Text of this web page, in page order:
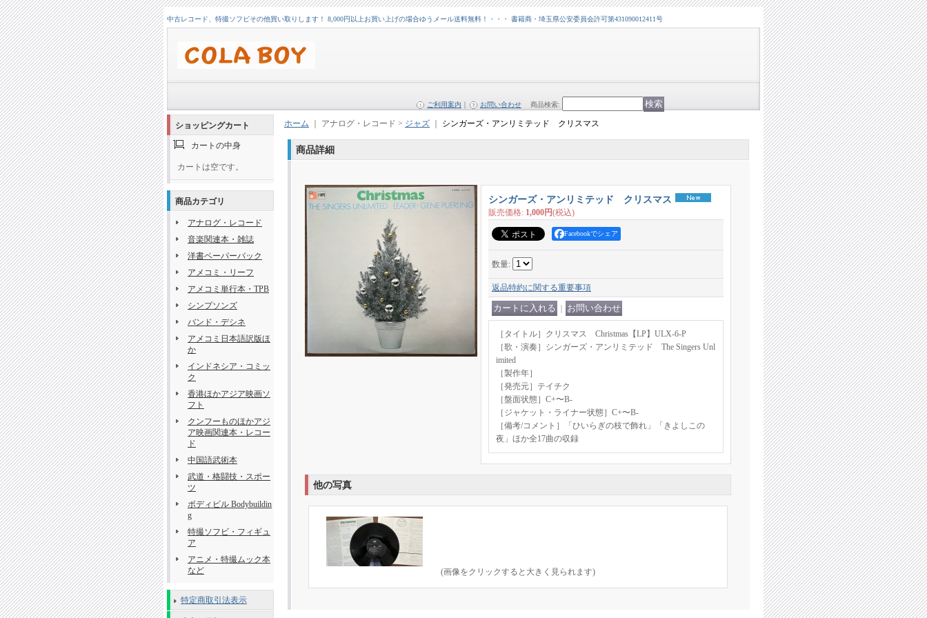
中古レコード、特撮ソフビその他買い取りします！ 8,000円以上お買い上げの場合ゆうメール送料無料！・・・ 書籍商・埼玉県公安委員会許可第431090012411号
ご利用案内 お問い合わせ 商品検索:
ショッピングカート
カートの中身
カートは空です。
商品カテゴリ
アナログ・レコード
音楽関連本・雑誌
洋書ペーパーバック
アメコミ・リーフ
アメコミ単行本・TPB
シンプソンズ
バンド・デシネ
アメコミ日本語訳版ほ
か
インドネシア・コミッ
ク
香港ほかアジア映画ソ
フト
クンフーものほかアジ
ア映画関連本・レコー
ド
中国語武術本
武道・格闘技・スポー
ツ
ボディビル Bodybuildin
g
特撮ソフビ・フィギュ
ア
アニメ・特撮ムック本
など
特定商取引法表示
ホーム ｜ アナログ・レコード > ジャズ シンガーズ・アンリミテッド クリスマス
商品詳細
シンガーズ・アンリミテッド クリスマス
販売価格: 1,000円(税込)
Facebookでシェア
数量:
返品特約に関する重要事項
［タイトル］クリスマス Christmas【LP】ULX-6-P
［歌・演奏］シンガーズ・アンリミテッド The Singers Unl
imited
［製作年］
［発売元］テイチク
［盤面状態］C+〜B-
［ジャケット・ライナー状態］C+〜B-
［備考/コメント］「ひいらぎの枝で飾れ」「きよしこの
夜」ほか全17曲の収録
他の写真
(画像をクリックすると大きく見られます)